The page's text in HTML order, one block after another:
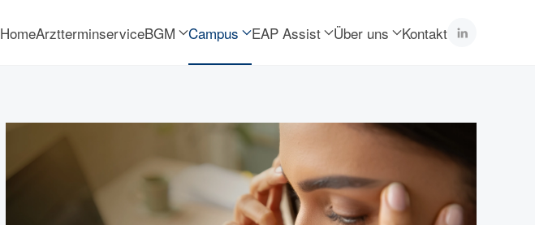
HomeArztterminserviceBGM Campus EAP Assist Über uns Kontakt